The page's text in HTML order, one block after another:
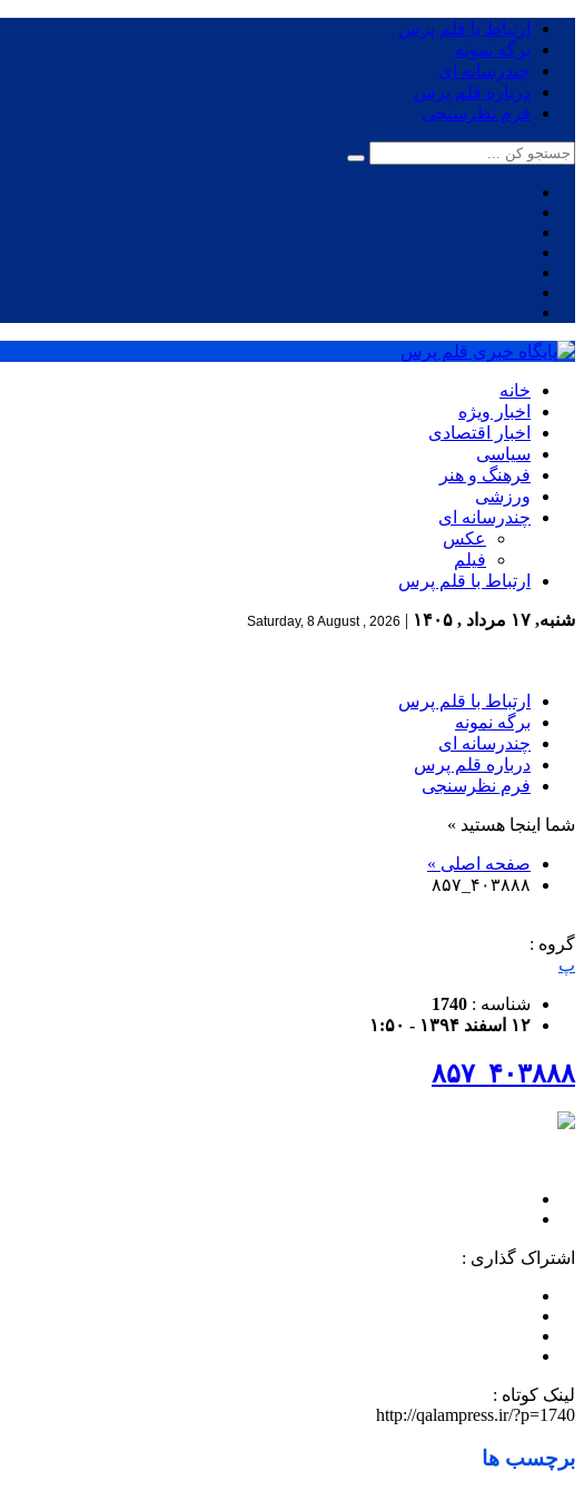
ارتباط با قلم پرس
برگه نمونه
چندرسانه ای
درباره قلم پرس
فرم نظرسنجی
خانه
اخبار ویژه
اخبار اقتصادی
سیاسی
فرهنگ و هنر
ورزشی
چندرسانه ای
عکس
فیلم
ارتباط با قلم پرس
شنبه, ۱۷ مرداد , ۱۴۰۵ |
Saturday, 8 August , 2026
ارتباط با قلم پرس
برگه نمونه
چندرسانه ای
درباره قلم پرس
فرم نظرسنجی
شما اینجا هستید »
صفحه اصلی »
۴۰۳۸۸۸_۸۵۷
گروه :
پ
شناسه : 1740
۱۲ اسفند ۱۳۹۴ - ۱:۵۰
۴۰۳۸۸۸_۸۵۷
اشتراک گذاری :
لینک کوتاه :
http://qalampress.ir/?p=1740
برچسب ها